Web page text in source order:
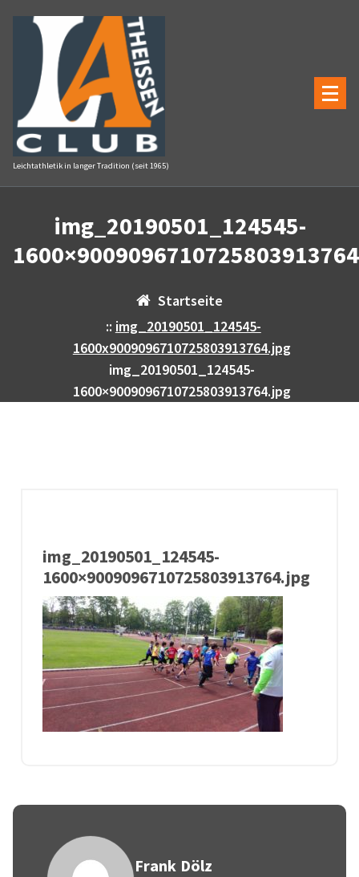
Inhalt
springen
Leichtathletik in langer Tradition (seit 1965)
img_20190501_124545-
Startseite
:: img_20190501_124545-
1600x9009096710725803913764.jpg
img_20190501_124545-
1600×9009096710725803913764.jpg
img_20190501_124545-
1600×9009096710725803913764.jpg
Frank Dölz